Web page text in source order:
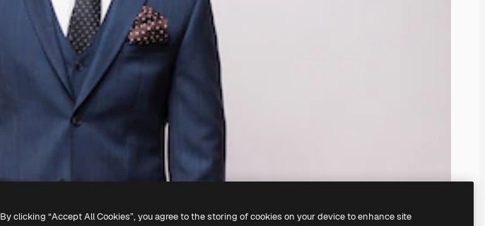
By clicking “Accept All Cookies”, you agree to the storing of cookies on your device to enhance site